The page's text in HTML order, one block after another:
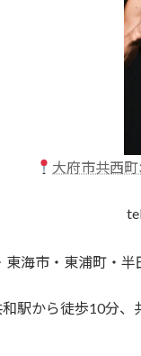
大府市共西
東海市・東浦町・
和駅から徒歩10分、